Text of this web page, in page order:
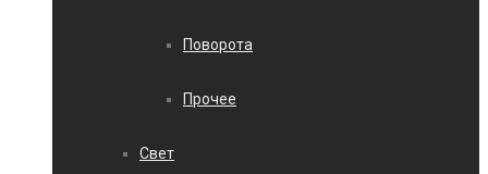
Поворота
Прочее
Свет